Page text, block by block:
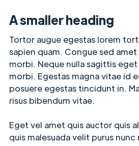
A smaller heading
Tortor augue egestas lorem
sapien quam. Congue sed
morbi. Neque nulla sagittis
morbi. Egestas magna vitae id
posuere egestas tincidunt in.
risus bibendum vitae.
Eget vel amet quis auctor quis
quis malesuada velit purus nunc